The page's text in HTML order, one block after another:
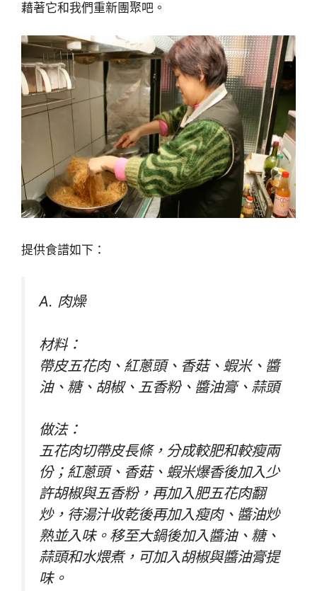
藉著它和我們重新團聚吧。
提供食譜如下：
A. 肉燥
材料：
帶皮五花肉、紅蔥頭、香菇、蝦米、醬
油、糖、胡椒、五香粉、醬油膏、蒜頭
做法：
五花肉切帶皮長條，分成較肥和較瘦兩
份；紅蔥頭、香菇、蝦米爆香後加入少
許胡椒與五香粉，再加入肥五花肉翻
炒，待湯汁收乾後再加入瘦肉、醬油炒
熟並入味。移至大鍋後加入醬油、糖、
蒜頭和水煨煮，可加入胡椒與醬油膏提
味。